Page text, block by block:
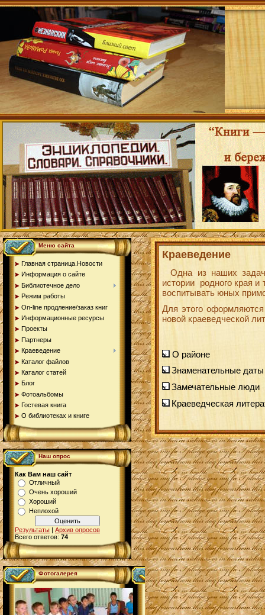
Меню сайта
Главная страница.Новости
Информация о сайте
Библиотечное дело
Режим работы
On-line продление/заказ книг
Информационные ресурсы
Проекты
Партнеры
Краеведение
Каталог файлов
Каталог статей
Блог
Фотоальбомы
Гостевая книга
О библиотеках и книге
Наш опрос
Как Вам наш сайт
Отличный
Очень хороший
Хороший
Неплохой
Результаты | Архив опросов
Всего ответов: 74
Фотогалерея
Краеведение
Одна из наших
истории родного края и
воспитывать юных
Для этого
новой краеведческой
О районе
Знаменательные даты
Замечательные люди
Краеведческая